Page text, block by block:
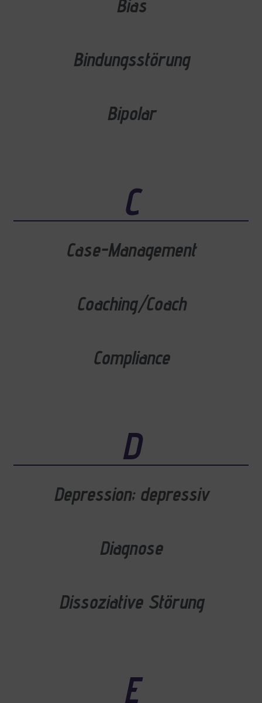
Bias
Bindungsstörung
Bipolar
C
Case-Management
Coaching/Coach
Compliance
D
Depression; depressiv
Diagnose
Dissoziative Störung
E